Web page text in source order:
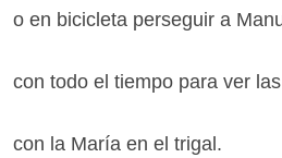
o en bicicleta perseguir a
con todo el tiempo para ver
con la María en el trigal.